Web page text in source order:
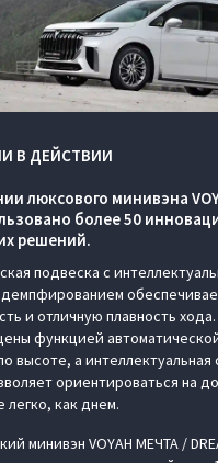
В ДЕЙСТВИИ
люксового минивэна
более 50
решений.
подвеска с
демпфированием
и отличную плавность
функцией
высоте, а интеллектуальная
ориентироваться на
легко, как днем.
минивэн VOYAH МЕЧТА /